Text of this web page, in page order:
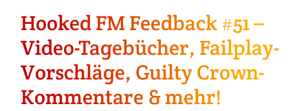
Unterstützt Hooked!
Exklusiv für Supporter*innen
Impressum
Hooked FM Feedback #51 –
Video-Tagebücher, Failplay-
Vorschläge, Guilty Crown-
Kommentare & mehr!